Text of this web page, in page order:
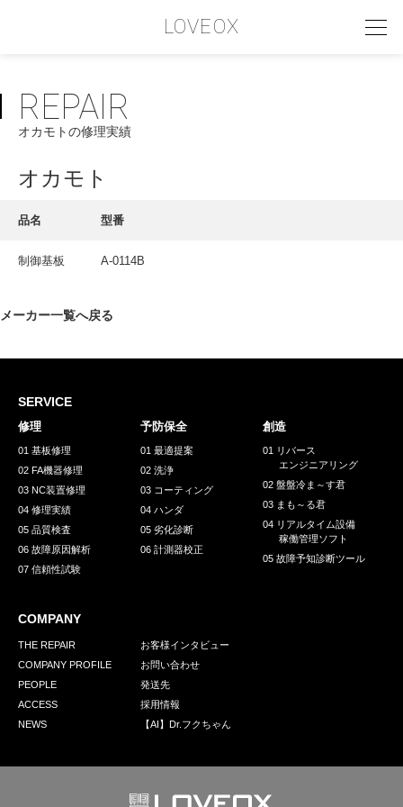
LOVEOX
PHILOSOPHY
フィロソフィー
COMPANY PROFILE
INTERVIEW
採用情報
GREEN CHALLENGE
環境への取り組み
お問い合わせ 発送先
REPAIR
オカモトの修理実績
オカモト
品名 型番
制御基板 A-0114B
メーカー一覧へ戻る
SERVICE
修理
01 基板修理
02 FA機器修理
03 NC装置修理
04 修理実績
05 品質検査
06 故障原因解析
07 信頼性試験
予防保全
01 最適提案
02 洗浄
03 コーティング
04 ハンダ
05 劣化診断
06 計測器校正
創造
01 リバース
エンジニアリング
02 盤盤冷ま～す君
03 まも～る君
04 リアルタイム設備
稼働管理ソフト
05 故障予知診断ツール
COMPANY
THE REPAIR
COMPANY PROFILE
PEOPLE
ACCESS
NEWS
お客様インタビュー
お問い合わせ
発送先
採用情報
【AI】Dr.フクちゃん